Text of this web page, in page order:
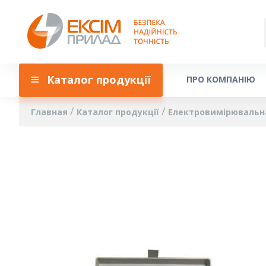
Каталог продукції ПРО КОМПАНІЮ
Главная Каталог продукції